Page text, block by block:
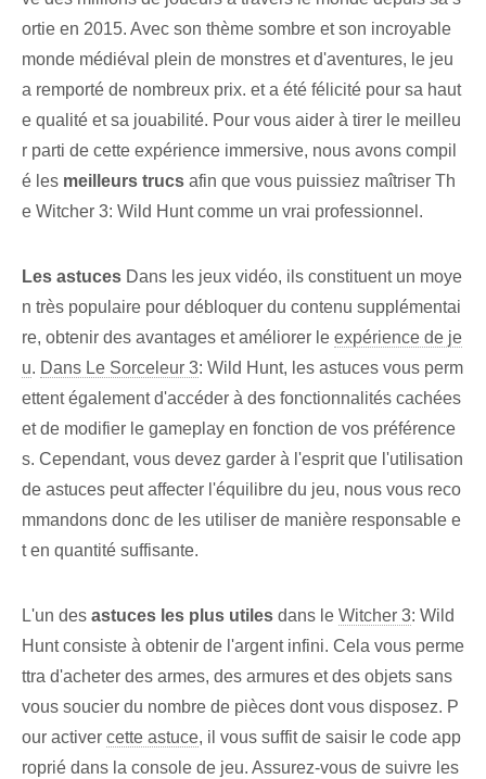
ortie en 2015. Avec son thème sombre et son incroyable
monde médiéval plein de monstres et d'aventures, le jeu
a remporté de nombreux prix. et a été félicité pour sa haut
e qualité et sa jouabilité. Pour vous aider à tirer le meilleu
r parti de cette expérience immersive, nous avons compil
é les meilleurs trucs afin que vous puissiez maîtriser Th
e Witcher 3: Wild Hunt comme un vrai professionnel.
Les astuces Dans les ‌jeux vidéo, ils constituent un ⁢moye
n⁤ très populaire pour ⁢débloquer⁢ du contenu supplémentai
re, obtenir des avantages et améliorer⁢ le expérience de je
u.⁤ Dans Le Sorceleur 3: Wild Hunt, les astuces vous perm
ettent également d'accéder à des fonctionnalités cachées
et de modifier le gameplay en fonction de vos préférence
s. Cependant, vous devez garder à l'esprit que l'utilisation
de astuces peut affecter l'équilibre du jeu, nous vous reco
mmandons donc de les utiliser de manière responsable e
t en quantité suffisante.
L'un des astuces les plus utiles dans le Witcher 3: Wild
Hunt consiste à obtenir de l'argent infini. Cela vous perme
ttra d'acheter des armes, des armures et des objets sans
vous soucier du nombre de pièces dont vous disposez. ⁤P
our activer cette astuce, il vous suffit de saisir le code app
roprié dans la console de jeu. ⁣Assurez-vous de suivre les